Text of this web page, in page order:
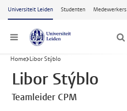
Ga naar hoofdinhoud
Universiteit Leiden Studenten Medewerkers
Menu
Home Libor Stýblo
Libor Stýblo
Teamleider CPM